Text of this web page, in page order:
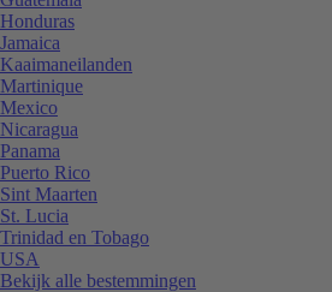
Honduras
Jamaica
Kaaimaneilanden
Martinique
Mexico
Nicaragua
Panama
Puerto Rico
Sint Maarten
St. Lucia
Trinidad en Tobago
USA
Bekijk alle bestemmingen